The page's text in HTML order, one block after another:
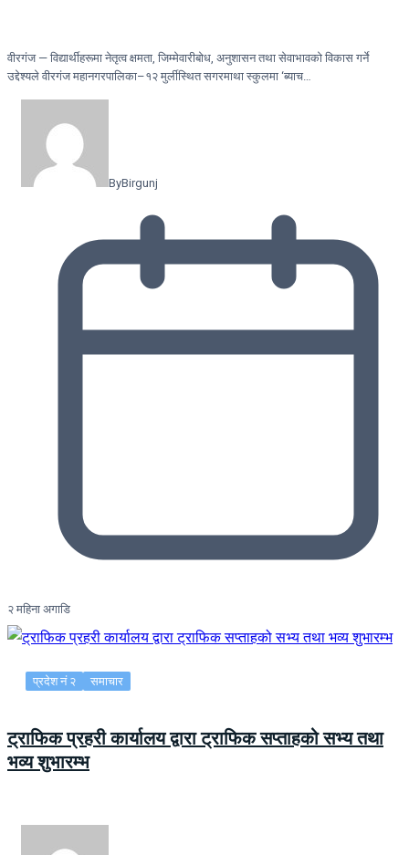
वीरगंज — विद्यार्थीहरूमा नेतृत्व क्षमता, जिम्मेवारीबोध, अनुशासन तथा सेवाभावको विकास गर्ने
उद्देश्यले वीरगंज महानगरपालिका–१२ मुर्लीस्थित सगरमाथा स्कुलमा ‘ब्याच…
ByBirgunj
२ महिना अगाडि
प्रदेश नं २ समाचार
ट्राफिक प्रहरी कार्यालय द्वारा ट्राफिक सप्ताहको सभ्य तथा
भव्य शुभारम्भ